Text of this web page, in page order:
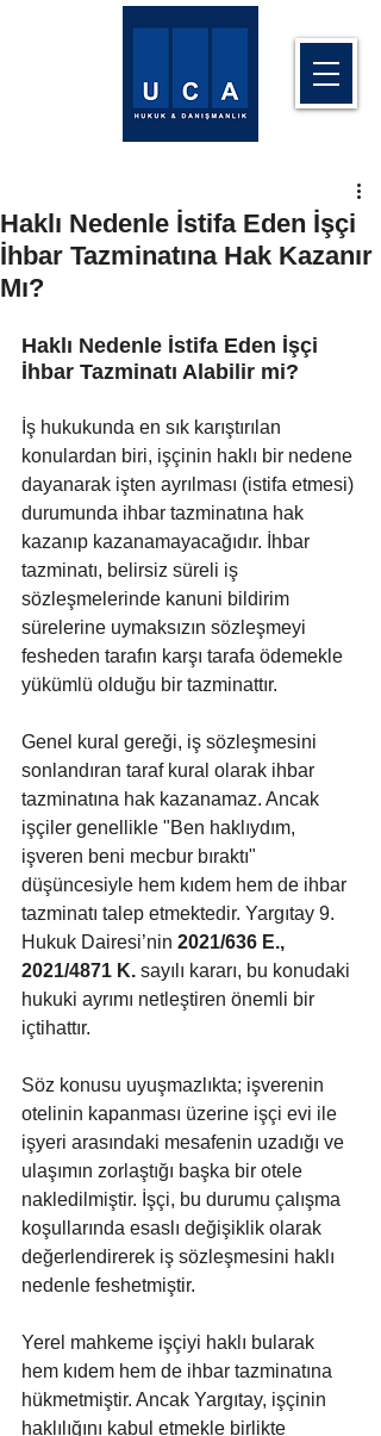
Haklı Nedenle İstifa Eden İşçi
İhbar Tazminatına Hak Kazanır
Mı?
Haklı Nedenle İstifa Eden İşçi
İhbar Tazminatı Alabilir mi?
İş hukukunda en sık karıştırılan
konulardan biri, işçinin haklı bir nedene
dayanarak işten ayrılması (istifa etmesi)
durumunda ihbar tazminatına hak
kazanıp kazanamayacağıdır. İhbar
tazminatı, belirsiz süreli iş
sözleşmelerinde kanuni bildirim
sürelerine uymaksızın sözleşmeyi
fesheden tarafın karşı tarafa ödemekle
yükümlü olduğu bir tazminattır.
Genel kural gereği, iş sözleşmesini
sonlandıran taraf kural olarak ihbar
tazminatına hak kazanamaz. Ancak
işçiler genellikle "Ben haklıydım,
işveren beni mecbur bıraktı"
düşüncesiyle hem kıdem hem de ihbar
tazminatı talep etmektedir. Yargıtay 9.
Hukuk Dairesi’nin 2021/636 E.,
2021/4871 K. sayılı kararı, bu konudaki
hukuki ayrımı netleştiren önemli bir
içtihattır.
Söz konusu uyuşmazlıkta; işverenin
otelinin kapanması üzerine işçi evi ile
işyeri arasındaki mesafenin uzadığı ve
ulaşımın zorlaştığı başka bir otele
nakledilmiştir. İşçi, bu durumu çalışma
koşullarında esaslı değişiklik olarak
değerlendirerek iş sözleşmesini haklı
nedenle feshetmiştir.
Yerel mahkeme işçiyi haklı bularak
hem kıdem hem de ihbar tazminatına
hükmetmiştir. Ancak Yargıtay, işçinin
haklılığını kabul etmekle birlikte